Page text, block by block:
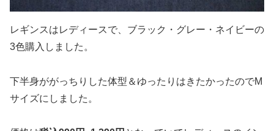
レギンスはレディースで、ブラック・グレー・ネイビーの
3色購入しました。
下半身ががっちりした体型＆ゆったりはきたかったのでM
サイズにしました。